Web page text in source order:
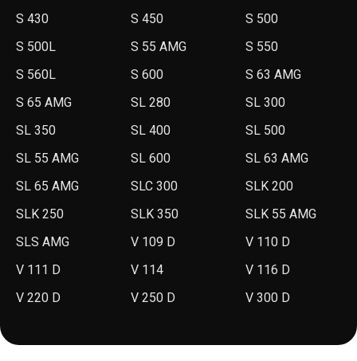
S 430
S 450
S 500
S 500L
S 55 AMG
S 550
S 560L
S 600
S 63 AMG
S 65 AMG
SL 280
SL 300
SL 350
SL 400
SL 500
SL 55 AMG
SL 600
SL 63 AMG
SL 65 AMG
SLC 300
SLK 200
SLK 250
SLK 350
SLK 55 AMG
SLS AMG
V 109 D
V 110 D
V 111 D
V 114
V 116 D
V 220 D
V 250 D V 300 D